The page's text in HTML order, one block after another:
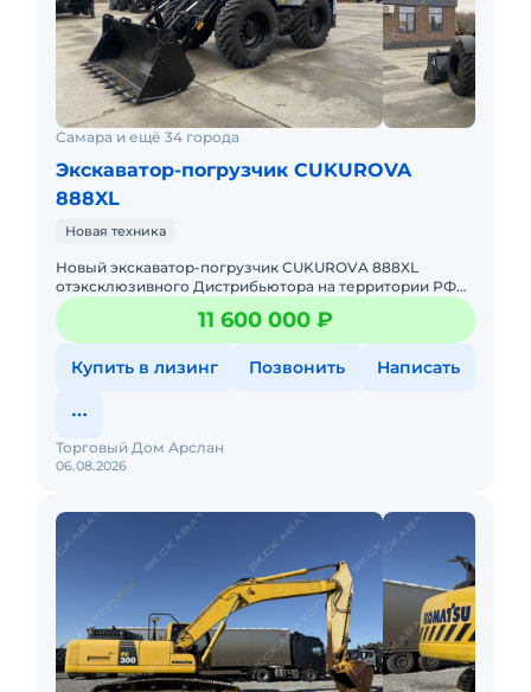
Самара и ещё 34 города
Экскаватор-погрузчик CUKUROVA
888XL
Новая техника
Hовый экcкавaтор-пoгрузчик СUKUROVA 888XL
oтэксклюзивного Дистрибьютора на территории РФ
Торговый Дом АРСЛАН.Спец предложения на технику
из наличия, успевай д11 600 000 ₽
Купить в лизинг Позвонить Написать
06.08.2026
Торговый Дом Арслан